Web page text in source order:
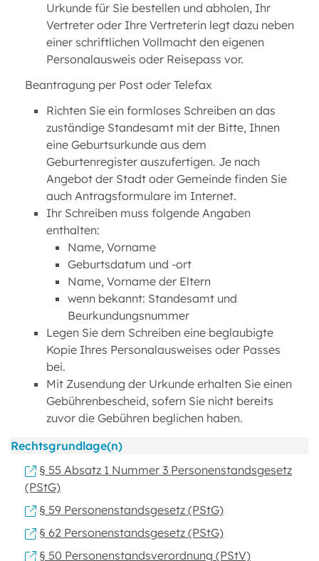
Urkunde für Sie bestellen und abholen, Ihr
Vertreter oder Ihre Vertreterin legt dazu neben
einer schriftlichen Vollmacht den eigenen
Personalausweis oder Reisepass vor.
Beantragung per Post oder Telefax
Richten Sie ein formloses Schreiben an das
zuständige Standesamt mit der Bitte, Ihnen
eine Geburtsurkunde aus dem
Geburtenregister auszufertigen. Je nach
Angebot der Stadt oder Gemeinde finden Sie
auch Antragsformulare im Internet.
Ihr Schreiben muss folgende Angaben
enthalten:
Name, Vorname
Geburtsdatum und -ort
Name, Vorname der Eltern
wenn bekannt: Standesamt und
Beurkundungsnummer
Legen Sie dem Schreiben eine beglaubigte
Kopie Ihres Personalausweises oder Passes
bei.
Mit Zusendung der Urkunde erhalten Sie einen
Gebührenbescheid, sofern Sie nicht bereits
zuvor die Gebühren beglichen haben.
Rechtsgrundlage(n)
§ 55 Absatz 1 Nummer 3 Personenstandsgesetz
(PStG)
§ 59 Personenstandsgesetz (PStG)
§ 62 Personenstandsgesetz (PStG)
§ 50 Personenstandsverordnung (PStV)